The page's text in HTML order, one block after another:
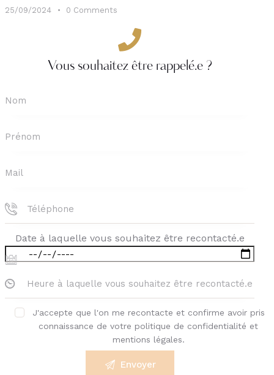
25/09/2024 0 Comments
Vous souhaitez être rappelé.e ?
Date à laquelle vous souhaitez être recontacté.e
J'accepte que l'on me recontacte et confirme avoir pris
connaissance de votre politique de confidentialité et
mentions légales.